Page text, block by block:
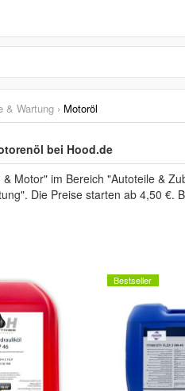
& Wartung › Motoröl
bei Hood.de
Motor" im Bereich "Autoteile &
Die Preise starten ab 4,50 €.
Bestseller